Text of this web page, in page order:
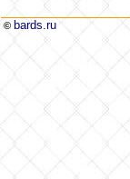
© bards.ru